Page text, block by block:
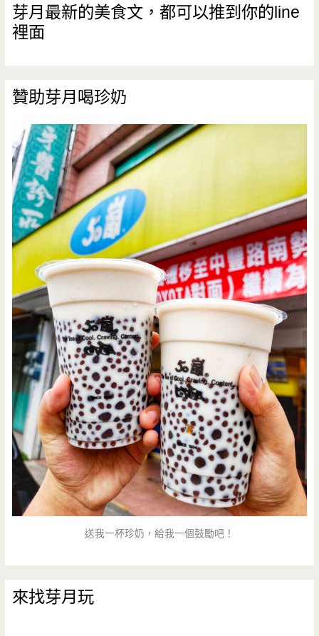
芽月最新的美食文，都可以推到你的line
裡面
贊助芽月喝珍奶
送我一杯珍奶，給我一個鼓勵吧！
來找芽月玩